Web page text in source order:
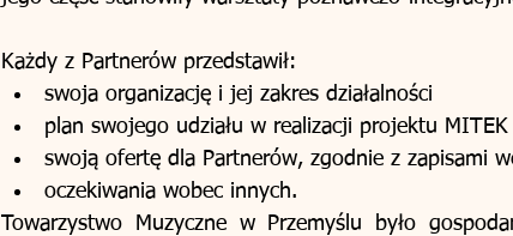
Każdy z Partnerów przedstawił:
swoja organizację i jej zakres działalności
plan swojego udziału w realizacji projektu MITEK
swoją ofertę dla Partnerów, zgodnie z zapisami
oczekiwania wobec innych.
Towarzystwo Muzyczne w Przemyślu było